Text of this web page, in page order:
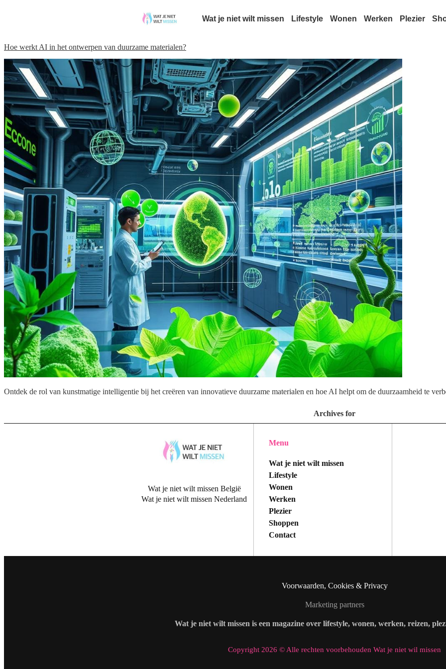
Wat je niet wilt missen Lifestyle Wonen Werken Plezier
Hoe werkt AI in het ontwerpen van duurzame materialen?
Ontdek de rol van kunstmatige intelligentie bij het creëren van innovatieve duurzame materialen en hoe AI helpt om de duurzaamheid te
Archives for
Wat je niet wilt missen België
Wat je niet wilt missen Nederland
Menu
Wat je niet wilt missen
Lifestyle
Wonen
Werken
Plezier
Shoppen
Contact
Voorwaarden, Cookies & Privacy
Marketing partners
Wat je niet wilt missen is een magazine over lifestyle, wonen, werken, reizen,
Copyright 2026 © Alle rechten voorbehouden Wat je niet wil missen